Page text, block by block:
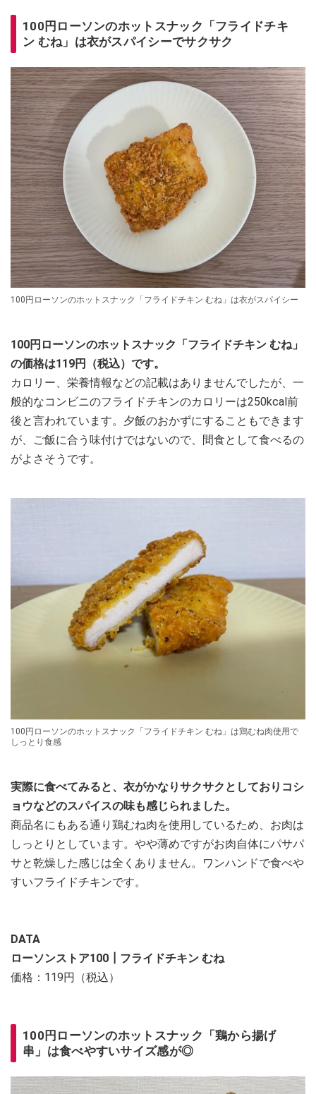
100円ローソンのホットスナック「フライドチキ
ン むね」は衣がスパイシーでサクサク
100円ローソンのホットスナック「フライドチキン むね」は衣がスパイシー
100円ローソンのホットスナック「フライドチキン むね」
の価格は119円（税込）です。
カロリー、栄養情報などの記載はありませんでしたが、一
般的なコンビニのフライドチキンのカロリーは250kcal前
後と言われています。夕飯のおかずにすることもできます
が、ご飯に合う味付けではないので、間食として食べるの
がよさそうです。
100円ローソンのホットスナック「フライドチキン むね」は鶏むね肉使用で
しっとり食感
実際に食べてみると、衣がかなりサクサクとしておりコシ
ョウなどのスパイスの味も感じられました。
商品名にもある通り鶏むね肉を使用しているため、お肉は
しっとりとしています。やや薄めですがお肉自体にパサパ
サと乾燥した感じは全くありません。ワンハンドで食べや
すいフライドチキンです。
DATA
ローソンストア100┃フライドチキン むね
価格：119円（税込）
100円ローソンのホットスナック「鶏から揚げ
串」は食べやすいサイズ感が◎